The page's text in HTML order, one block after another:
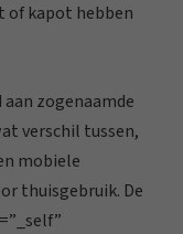
of kapot hebben
zogenaamde
verschil tussen,
mobiele
thuisgebruik. De